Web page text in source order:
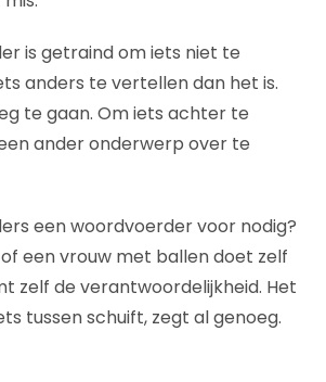
is getraind om iets niet te
anders te vertellen dan het is.
te gaan. Om iets achter te
ander onderwerp over te
een woordvoerder voor nodig?
een vrouw met ballen doet zelf
zelf de verantwoordelijkheid. Het
tussen schuift, zegt al genoeg.